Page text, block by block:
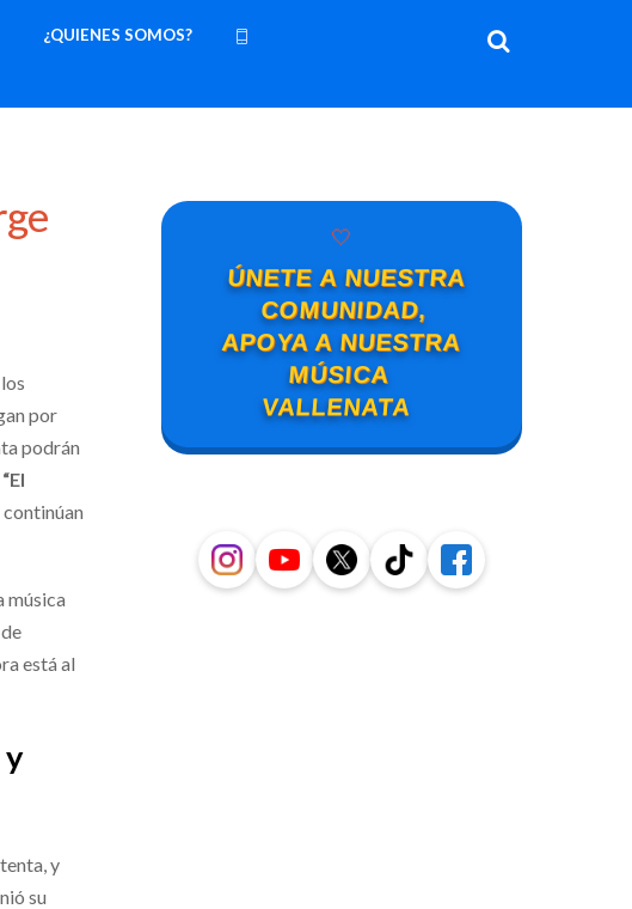
¿QUIENES SOMOS?
por
podrán
“El
música
está al
y
y
su
🤍
ÚNETE A NUESTRA
COMUNIDAD,
APOYA A NUESTRA
MÚSICA
VALLENATA